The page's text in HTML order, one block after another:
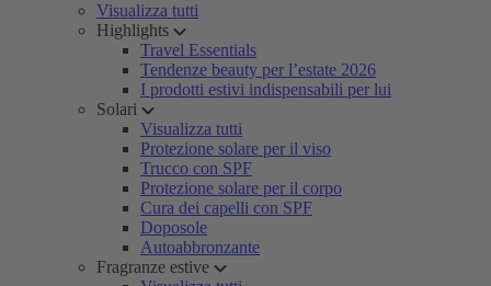
Visualizza tutti
Highlights
Travel Essentials
Tendenze beauty per l’estate 2026
I prodotti estivi indispensabili per lui
Solari
Visualizza tutti
Protezione solare per il viso
Trucco con SPF
Protezione solare per il corpo
Cura dei capelli con SPF
Doposole
Autoabbronzante
Fragranze estive